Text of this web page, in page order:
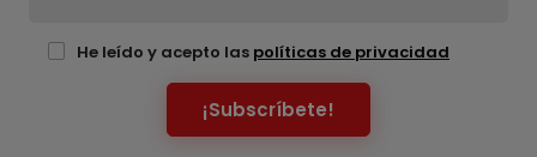
He leído y acepto las políticas de privacidad
¡Subscríbete!